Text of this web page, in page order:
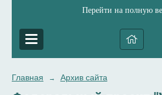
Перейти на полную
Главная → Архив сайта